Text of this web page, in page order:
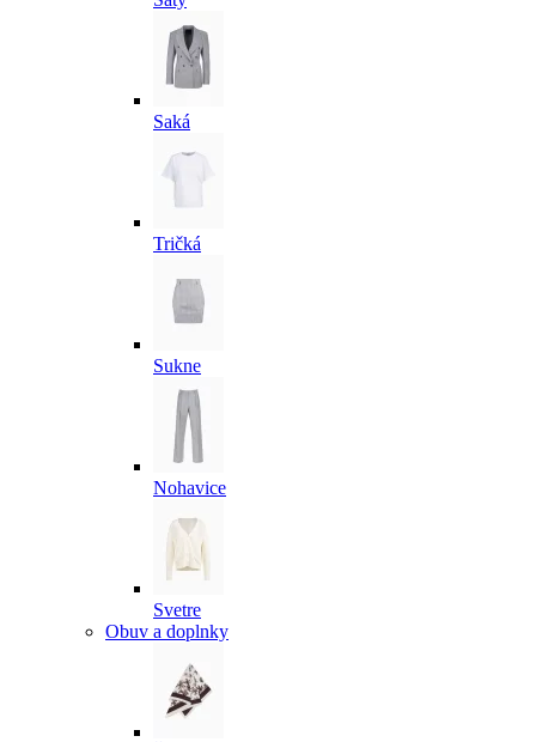
Saká
Tričká
Sukne
Nohavice
Svetre
Obuv a doplnky